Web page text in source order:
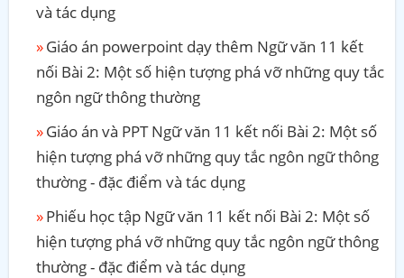
và tác dụng
Giáo án powerpoint dạy thêm Ngữ văn 11 kết
nối Bài 2: Một số hiện tượng phá vỡ những quy tắc
ngôn ngữ thông thường
Giáo án và PPT Ngữ văn 11 kết nối Bài 2: Một số
hiện tượng phá vỡ những quy tắc ngôn ngữ thông
thường - đặc điểm và tác dụng
Phiếu học tập Ngữ văn 11 kết nối Bài 2: Một số
hiện tượng phá vỡ những quy tắc ngôn ngữ thông
thường - đặc điểm và tác dụng